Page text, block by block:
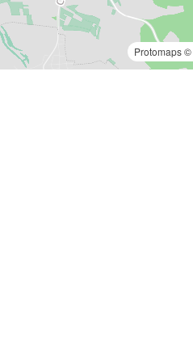
Protomaps©